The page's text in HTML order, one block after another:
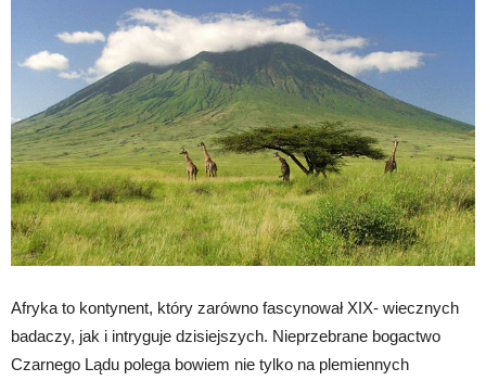
Afryka to kontynent, który zarówno fascynował XIX- wiecznych
badaczy, jak i intryguje dzisiejszych. Nieprzebrane bogactwo
Czarnego Lądu polega bowiem nie tylko na plemiennych